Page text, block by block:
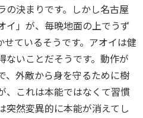
の決まりです。しかし名古屋
イ」が、毎晩地面の上でうず
せているそうです。アオイは健
ないことだそうです。動作が
、外敵から身を守るために樹
、これは本能ではなくて習慣
突然変異的に本能が消えてし